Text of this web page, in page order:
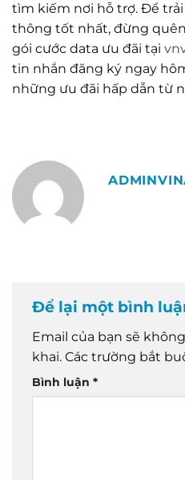
tìm kiếm nơi hỗ trợ. Để
thông tốt nhất, đừng
gói cước data ưu đãi tại
tin nhắn đăng ký ngay
những ưu đãi hấp dẫn từ
Để lại một bình
Email của bạn sẽ
khai. Các trường bắt
Bình luận *